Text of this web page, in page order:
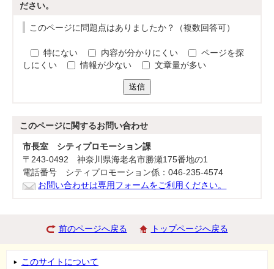
ださい。
このページに問題点はありましたか？（複数回答可）
特にない 内容が分かりにくい
ページを探
しにくい
情報が少ない 文章量が多い
送信
このページに関するお問い合わせ
市長室 シティプロモーション課
〒243-0492 神奈川県海老名市勝瀬175番地の1
電話番号 シティプロモーション係：046-235-4574
お問い合わせは専用フォームをご利用ください。
前のページへ戻る トップページへ戻る
このサイトについて